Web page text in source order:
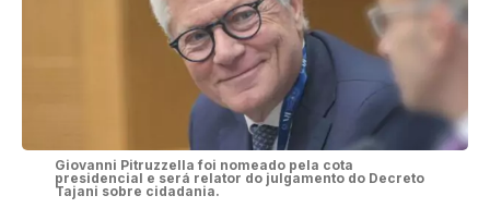
Giovanni Pitruzzella foi nomeado pela cota
presidencial e será relator do julgamento do Decreto
Tajani sobre cidadania.